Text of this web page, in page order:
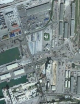
زيارة تأتي في إطار
واشنطن للدفع
النار في غزة.
ويبدو أن نتنياهو
الضغوط يجب أن
كما وقال بيان من
الإسرائيلية في محور